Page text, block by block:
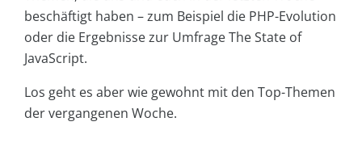
beschäftigt haben – zum Beispiel die PHP-Evolution
oder die Ergebnisse zur Umfrage The State of
JavaScript.
Los geht es aber wie gewohnt mit den Top-Themen
der vergangenen Woche.